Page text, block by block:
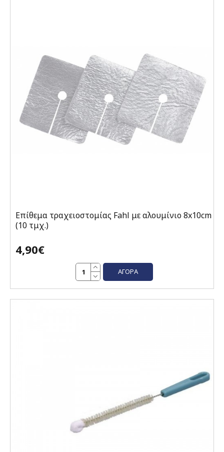
Επίθεμα τραχειοστομίας Fahl με αλουμίνιο 8x10cm
(10 τμχ.)
4,90€
ΑΓΟΡΆ